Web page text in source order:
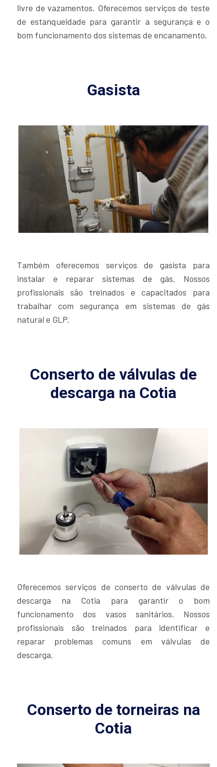
livre de vazamentos. Oferecemos serviços de teste
de estanqueidade para garantir a segurança e o
bom funcionamento dos sistemas de encanamento.
Gasista
Também oferecemos serviços de gasista para
instalar e reparar sistemas de gás. Nossos
profissionais são treinados e capacitados para
trabalhar com segurança em sistemas de gás
natural e GLP.
Conserto de válvulas de
descarga na Cotia
Oferecemos serviços de conserto de válvulas de
descarga na Cotia para garantir o bom
funcionamento dos vasos sanitários. Nossos
profissionais são treinados para identificar e
reparar problemas comuns em válvulas de
descarga.
Conserto de torneiras na
Cotia